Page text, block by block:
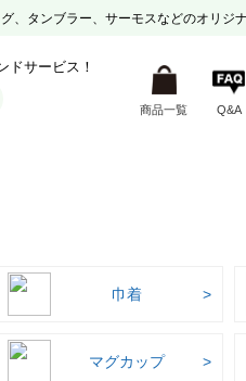
、タンブラー、サーモスなどのオリジ
ドサービス！
商品一覧 Q&A
巾着
マグカップ